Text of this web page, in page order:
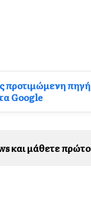
προτιμώμενη
Google
και μάθετε